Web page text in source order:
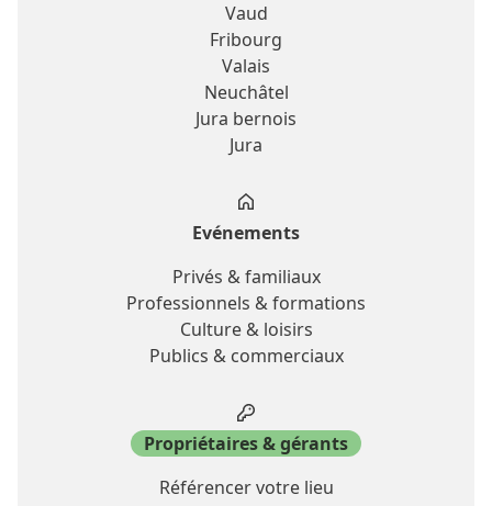
Vaud
Fribourg
Valais
Neuchâtel
Jura bernois
Jura
Evénements
Privés & familiaux
Professionnels & formations
Culture & loisirs
Publics & commerciaux
Propriétaires & gérants
Référencer votre lieu